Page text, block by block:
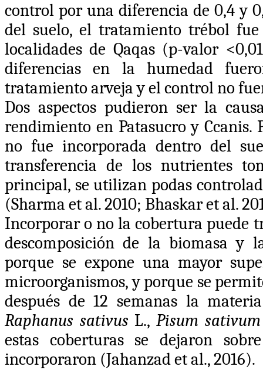
control por una diferencia de 0,4 y
del suelo, el tratamiento trébol
localidades de Qaqas (p-valor
diferencias en la humedad
tratamiento arveja y el control no
Dos aspectos pudieron ser la
rendimiento en Patasucro y
no fue incorporada dentro del
transferencia de los nutrientes
principal, se utilizan podas
(Sharma et al. 2010; Bhaskar et al.
Incorporar o no la cobertura puede
descomposición de la biomasa y
porque se expone una mayor
microorganismos, y porque se
después de 12 semanas la
Raphanus sativus L.,Pisum
estas coberturas se dejaron
incorporaron (Jahanzad et al., 2016).